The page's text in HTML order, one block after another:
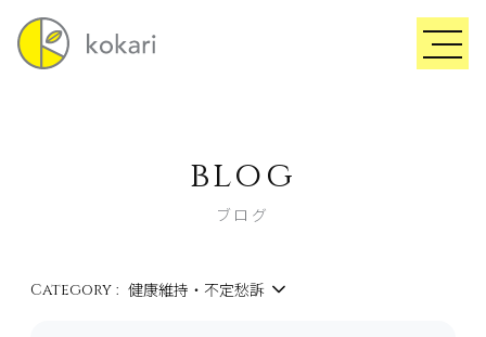
blog
ブログ
Category : 健康維持・不定愁訴